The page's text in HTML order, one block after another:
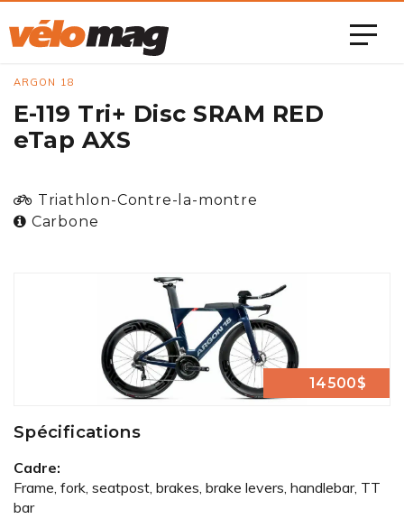
ARGON 18
E-119 Tri+ Disc SRAM RED
eTap AXS
Triathlon-Contre-la-montre
Carbone
14500$
Spécifications
Cadre:
Frame, fork, seatpost, brakes, brake levers, handlebar, TT
bar